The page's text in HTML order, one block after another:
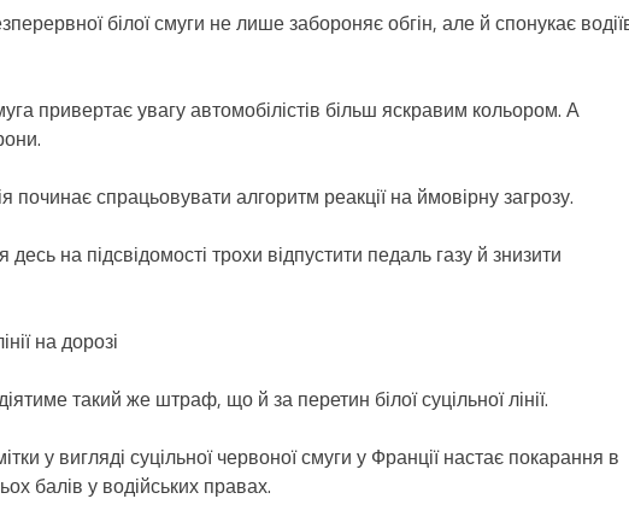
білої смуги не лише забороняє обгін, але й спонукає
привертає увагу автомобілістів більш яскравим кольором. А
починає спрацьовувати алгоритм реакції на ймовірну загрозу.
на підсвідомості трохи відпустити педаль газу й знизити
на дорозі
такий же штраф, що й за перетин білої суцільної лінії.
у вигляді суцільної червоної смуги у Франції настає покарання в
балів у водійських правах.